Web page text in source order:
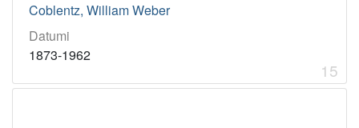
Coblentz, William Weber
Datumi
1873-1962
15